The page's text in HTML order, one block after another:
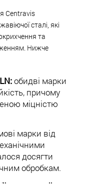
Centravis
сталі, які
та
Нижче
обидві марки
причому
міцністю
марки від
досягти
обробкам.